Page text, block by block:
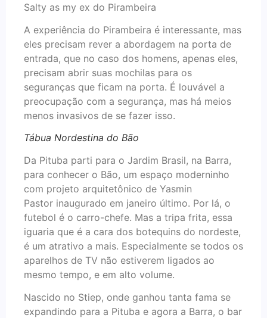
Salty as my ex do Pirambeira
A experiência do Pirambeira é interessante, mas
eles precisam rever a abordagem na porta de
entrada, que no caso dos homens, apenas eles,
precisam abrir suas mochilas para os
seguranças que ficam na porta. É louvável a
preocupação com a segurança, mas há meios
menos invasivos de se fazer isso.
Tábua Nordestina do Bão
Da Pituba parti para o Jardim Brasil, na Barra,
para conhecer o Bão, um espaço moderninho
com projeto arquitetônico de Yasmin
Pastor inaugurado em janeiro último. Por lá, o
futebol é o carro-chefe. Mas a tripa frita, essa
iguaria que é a cara dos botequins do nordeste,
é um atrativo a mais. Especialmente se todos os
aparelhos de TV não estiverem ligados ao
mesmo tempo, e em alto volume.
Nascido no Stiep, onde ganhou tanta fama se
expandindo para a Pituba e agora a Barra, o bar